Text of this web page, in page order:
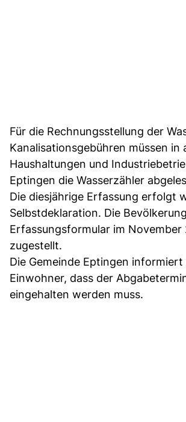
Für die Rechnungsstellung der
Kanalisationsgebühren müssen in
Haushaltungen und
Eptingen die Wasserzähler
Die diesjährige Erfassung erfolgt
Selbstdeklaration. Die
Erfassungsformular im November
zugestellt.
Die Gemeinde Eptingen informiert
Einwohner, dass der
eingehalten werden muss.